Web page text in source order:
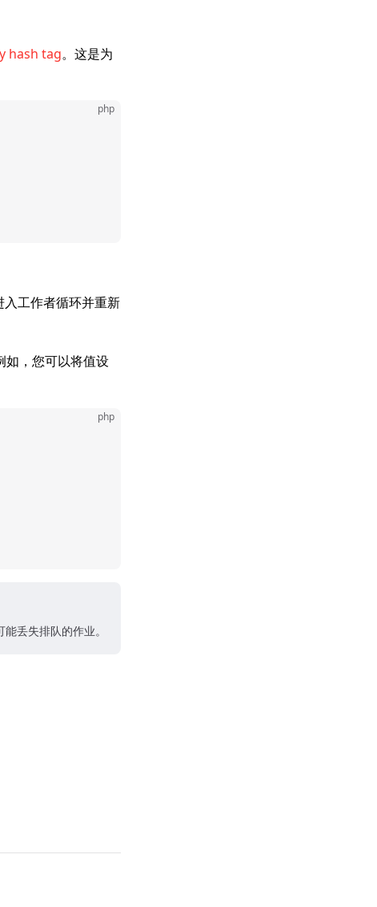
hash tag。这是为
php
工作者循环并重新
如，您可以将值设
php
丢失排队的作业。